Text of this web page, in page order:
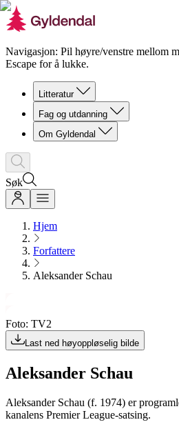
Navigasjon: Pil høyre/venstre mellom
Escape for å lukke.
Litteratur
Fag og utdanning
Om Gyldendal
Søk
Hjem
Forfattere
Aleksander Schau
Foto: TV2
Last ned høyoppløselig bilde
Aleksander Schau
Aleksander Schau (f. 1974) er
kanalens Premier League-satsing.